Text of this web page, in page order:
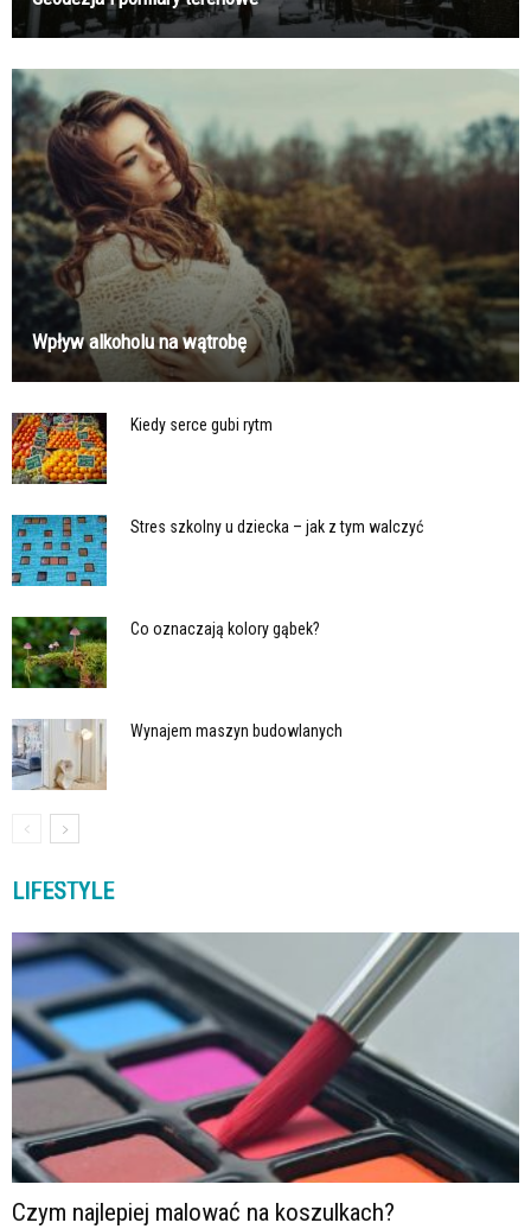
Wpływ alkoholu na wątrobę
Kiedy serce gubi rytm
Stres szkolny u dziecka – jak z tym walczyć
Co oznaczają kolory gąbek?
Wynajem maszyn budowlanych
LIFESTYLE
Czym najlepiej malować na koszulkach?